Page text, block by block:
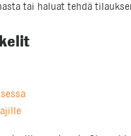
tai haluat tehdä